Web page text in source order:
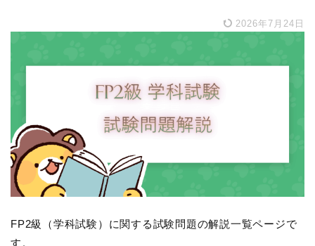
2026年7月24日
FP2級（学科試験）に関する試験問題の解説一覧ページで
す。